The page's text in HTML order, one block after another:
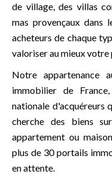
de village, des villas
mas provençaux dans
acheteurs de chaque
valoriser au mieux
Notre appartenance
immobilier de
nationale d'acquéreurs
cherche des biens
appartement ou
plus de 30 portails
en attente.